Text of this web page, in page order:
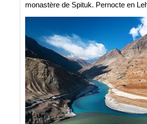
monastère de Spituk. Pernocte en